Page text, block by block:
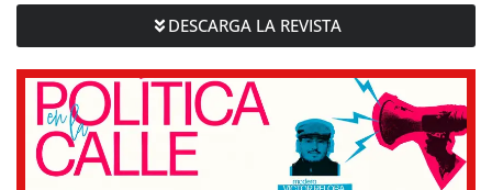
DESCARGA LA REVISTA